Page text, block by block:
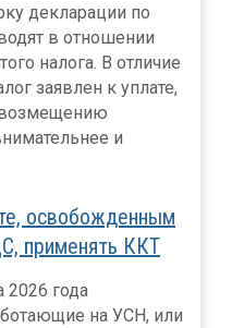
декларации по
в отношении
налога. В отличие
заявлен к уплате,
и
освобожденным
применять ККТ
2026 года
на УСН, или